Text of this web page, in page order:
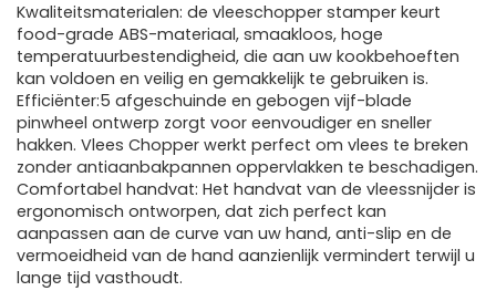
Kwaliteitsmaterialen: de vleeschopper stamper keurt
food-grade ABS-materiaal, smaakloos, hoge
temperatuurbestendigheid, die aan uw kookbehoeften
kan voldoen en veilig en gemakkelijk te gebruiken is.
Efficiënter:5 afgeschuinde en gebogen vijf-blade
pinwheel ontwerp zorgt voor eenvoudiger en sneller
hakken. Vlees Chopper werkt perfect om vlees te breken
zonder antiaanbakpannen oppervlakken te beschadigen.
Comfortabel handvat: Het handvat van de vleessnijder is
ergonomisch ontworpen, dat zich perfect kan
aanpassen aan de curve van uw hand, anti-slip en de
vermoeidheid van de hand aanzienlijk vermindert terwijl u
lange tijd vasthoudt.